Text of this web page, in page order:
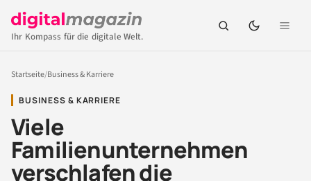
Ihr Kompass für die digitale Welt.
Startseite/Business & Karriere
BUSINESS & KARRIERE
Viele
Familienunternehmen
verschlafen die